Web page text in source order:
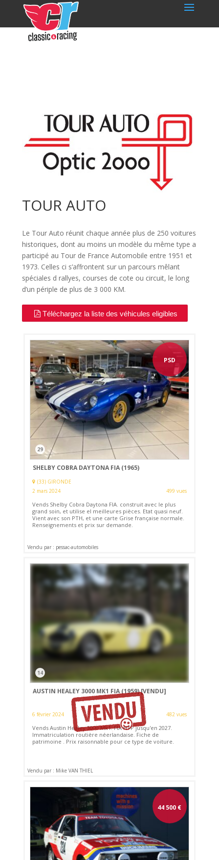
TOUR AUTO
Le Tour Auto réunit chaque année plus de 250 voitures
historiques, dont au moins un modèle du même type a
participé au Tour de France Automobile entre 1951 et
1973. Celles ci s’affrontent sur un parcours mêlant
spéciales d rallyes, courses de cote ou circuit, le long
d’un périple de plus de 3 000 KM.
Téléchargez la liste des véhicules eligibles
PSD
29
SHELBY COBRA DAYTONA FIA (1965)
(33) GIRONDE
2 mars 2024
499 vues
Vends Shelby Cobra Daytona FIA. construit avec le plus
grand soin, et utilise el meilleures pièces. Etat quasi neuf.
Vient avec son PTH, et une carte Grise française normale.
Renseignements et prix sur demande.
Vendu par : pessac-automobiles
14
AUSTIN HEALEY 3000 MK1 FIA (1959)[VENDU]
6 février 2024 482 vues
Vends Austin Healey 3000 Mk1. FIA HTP jusqu'en 2027.
Immatriculation routière néerlandaise. Fiche de
patrimoine . Prix raisonnable pour ce type de voiture.
Vendu par : Mike VAN THIEL
44 500 €